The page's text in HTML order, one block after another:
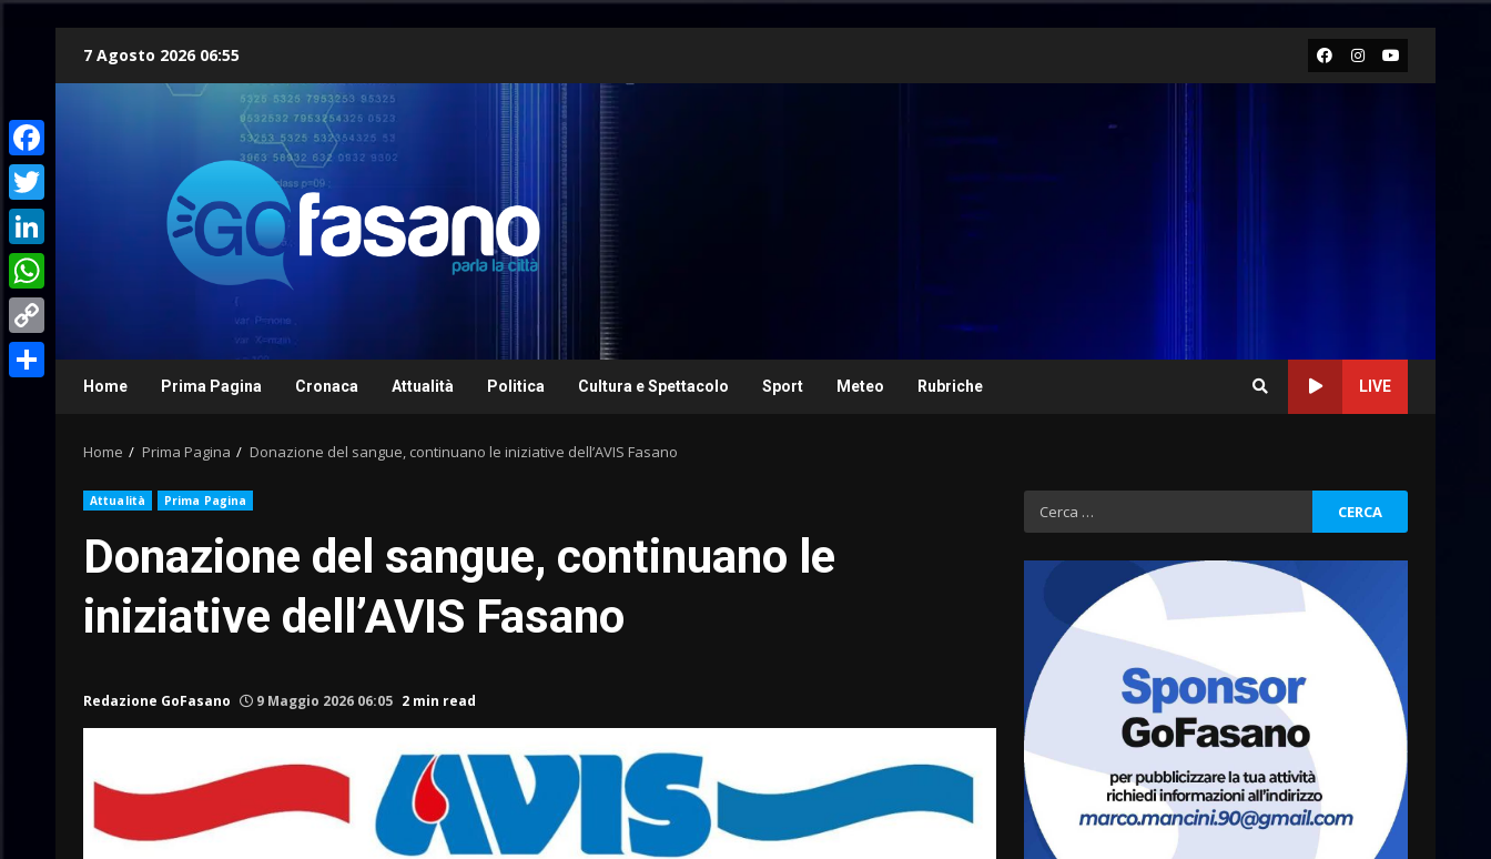
7 Agosto 2026 06:55 Facebook
Instagram
Youtube
Home Prima Pagina Cronaca Attualità Politica Cultura e Spettacolo Sport Meteo Rubriche LIVE
Home Prima Pagina Donazione del sangue, continuano le iniziative dell’AVIS Fasano
Attualità Prima Pagina
Donazione del sangue, continuano le
iniziative dell’AVIS Fasano
Redazione GoFasano 9 Maggio 2026 06:05 2 min read
Ricerca
per:
Fasanese ferito a colpi di
arma da fuoco
6 Agosto 2026 18:13
4
Carta d’identità: continua il
piano di aperture
straordinarie del Comune di
Fasano
6 Agosto 2026 14:16
Facebook
Twitter
LinkedIn
WhatsApp
Copy